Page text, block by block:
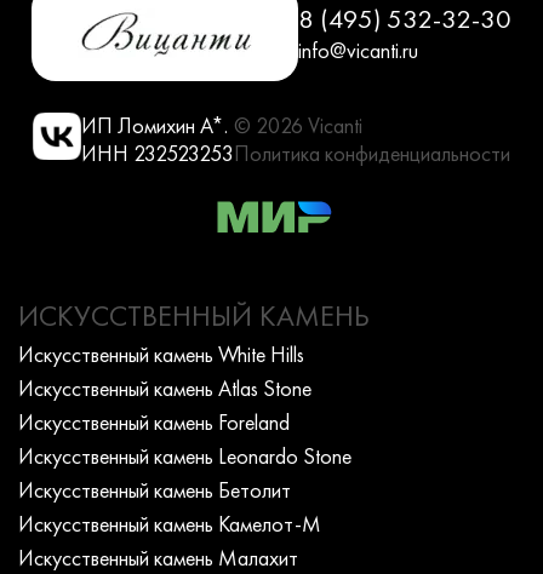
8 (495) 532-32-30
info@vicanti.ru
ИП Ломихин А*.
ИНН 232523253
© 2026 Vicanti
Политика конфиденциальности
ИСКУССТВЕННЫЙ КАМЕНЬ
Искусcтвенный камень White Hills
Искусcтвенный камень Atlas Stone
Искусcтвенный камень Foreland
Искусcтвенный камень Leonardo Stone
Искусcтвенный камень Бетолит
Искусcтвенный камень Камелот-М
Искусcтвенный камень Малахит